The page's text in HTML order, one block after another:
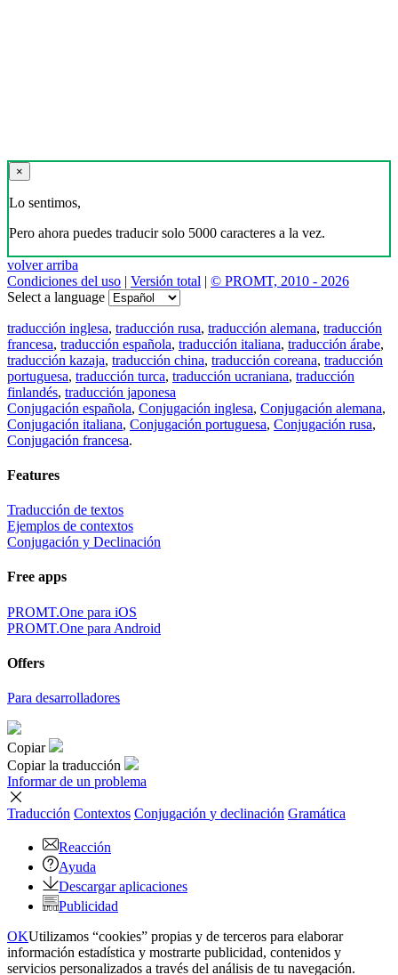
×
Lo sentimos,
Pero ahora puedes traducir solo 5000 caracteres a la vez.
volver arriba
Condiciones del uso | Versión total | © PROMT, 2010 - 2026
Select a language
traducción inglesa, traducción rusa, traducción alemana, traducción
francesa, traducción española, traducción italiana, traducción árabe,
traducción kazaja, traducción china, traducción coreana, traducción
portuguesa, traducción turca, traducción ucraniana, traducción
finlandés, traducción japonesa
Conjugación española, Conjugación inglesa, Conjugación alemana,
Conjugación italiana, Conjugación portuguesa, Conjugación rusa,
Conjugación francesa.
Features
Traducción de textos
Ejemplos de contextos
Conjugación y Declinación
Free apps
PROMT.One para iOS
PROMT.One para Android
Offers
Para desarrolladores
Copiar
Copiar la traducción
Informar de un problema
Traducción Contextos Conjugación y declinación Gramática
Reacción
Ayuda
Descargar aplicaciones
Publicidad
OKUtilizamos “cookies” propias y de terceros para elaborar
información estadística y mostrarte publicidad, contenidos y
servicios personalizados a través del análisis de tu navegación.